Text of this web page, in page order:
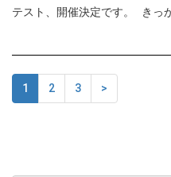
テスト、開催決定です。 きっ
1 2 3 >